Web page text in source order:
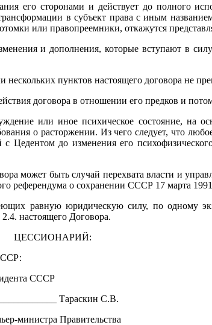
его сторонами и действует до полного
в субъект права с иным
или правопреемники, откажутся
и дополнения, которые вступают в
пунктов настоящего договора не
договора в отношении его предков и
или иное психическое состояние, на
о расторжении. Из чего следует, что
Цедентом до изменения его
может быть случай перехвата власти и
референдума о сохранении СССР 17 марта
равную юридическую силу, по одному
настоящего Договора.
ЦЕССИОНАРИЙ:
СССР
Тараскин С.В.
министра Правительства